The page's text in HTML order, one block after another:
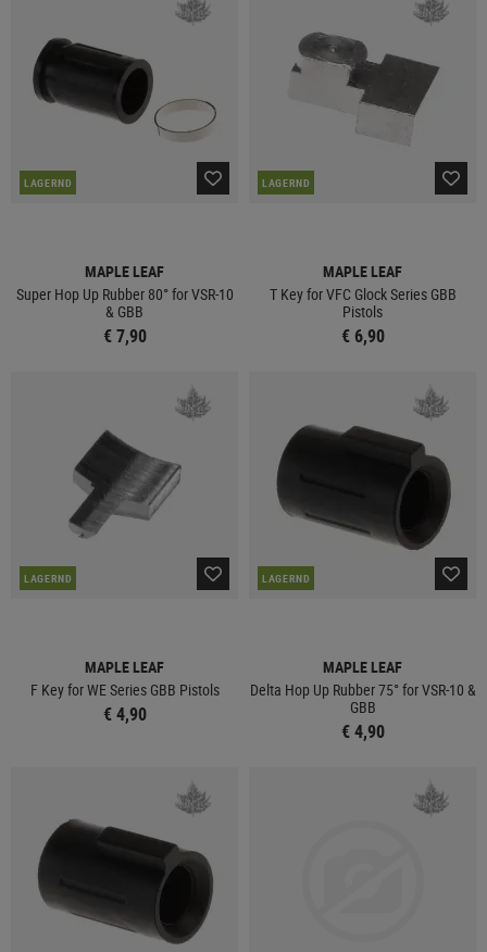
LAGERND
MAPLE LEAF
Super Hop Up Rubber 80° for VSR-10
& GBB
€ 7,90
LAGERND
MAPLE LEAF
T Key for VFC Glock Series GBB
Pistols
€ 6,90
LAGERND
MAPLE LEAF
F Key for WE Series GBB Pistols
€ 4,90
LAGERND
MAPLE LEAF
Delta Hop Up Rubber 75° for VSR-10 &
GBB
€ 4,90